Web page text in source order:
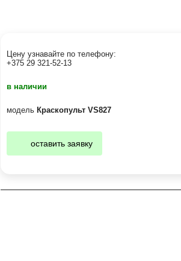
Цену узнавайте по телефону:
+375 29 321-52-13
в наличии
модель Краскопульт VS827
оставить заявку